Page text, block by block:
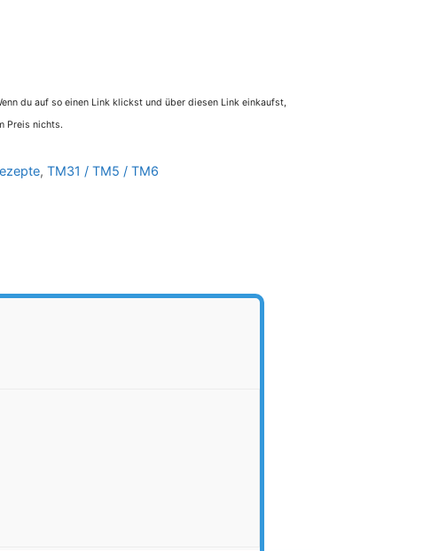
du auf so einen Link klickst und über diesen Link einkaufst,
Preis nichts.
, TM31 / TM5 / TM6